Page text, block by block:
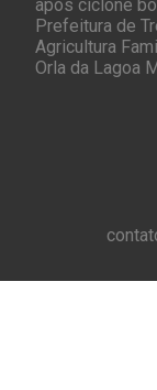
após ciclone
Prefeitura de
Agricultura
Orla da Lagoa